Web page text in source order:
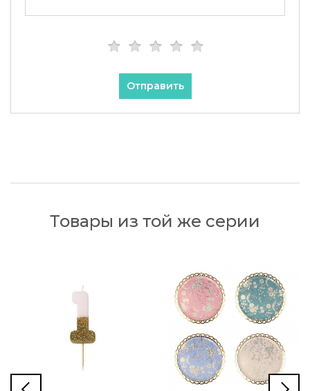
Отправить
Товары из той же серии